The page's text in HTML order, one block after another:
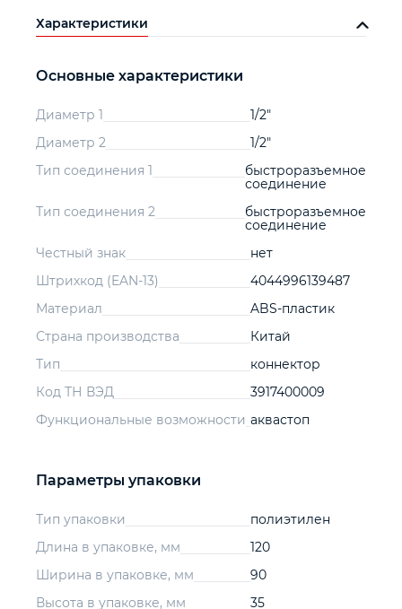
Характеристики
Основные характеристики
Диаметр 1
1/2"
Диаметр 2
1/2"
Тип соединения 1
быстроразъемное
соединение
Тип соединения 2
быстроразъемное
соединение
Честный знак
нет
Штрихкод (EAN-13)
4044996139487
Материал
ABS-пластик
Страна производства
Китай
Тип
коннектор
Код ТН ВЭД
3917400009
Функциональные возможности аквастоп
Параметры упаковки
Тип упаковки
полиэтилен
Длина в упаковке, мм
120
Ширина в упаковке, мм
90
Высота в упаковке, мм
35